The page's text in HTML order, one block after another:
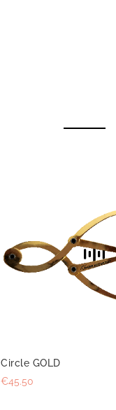
Circle GOLD
€45.50